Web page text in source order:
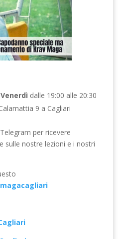
Venerdì dalle 19:00 alle 20:30
9 a Cagliari
per ricevere
sulle nostre lezioni e i nostri